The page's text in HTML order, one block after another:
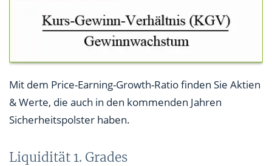
Mit dem Price-Earning-Growth-Ratio finden Sie Aktien
& Werte, die auch in den kommenden Jahren
Sicherheitspolster haben.
Liquidität 1. Grades